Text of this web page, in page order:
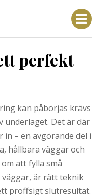
perfekt
kan påbörjas krävs
underlaget. Det är där
in – en avgörande del i
hållbara väggar och
att fylla små
är rätt teknik
proffsigt slutresultat.